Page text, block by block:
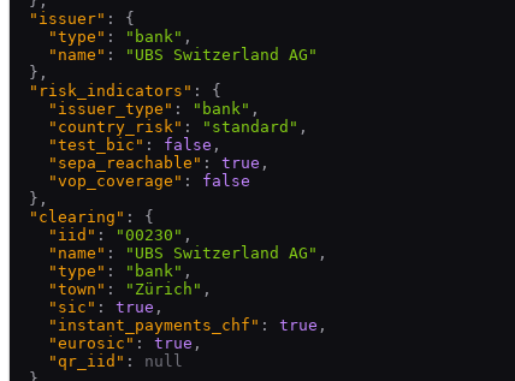
"issuer" :
{
"type" : "bank" ,
"name" :
"UBS Switzerland AG"
  },
"risk_indicators" :
{
"issuer_type" : "bank" ,
"country_risk" : "standard" ,
"test_bic" : false ,
"sepa_reachable" : true ,
"vop_coverage" :
false
  },
"clearing" :
{
"iid" : "00230" ,
"name" : "UBS Switzerland AG" ,
"type" : "bank" ,
"town" : "Zürich" ,
"sic" : true ,
"instant_payments_chf" : true ,
"eurosic" : true ,
"qr_iid" :
null